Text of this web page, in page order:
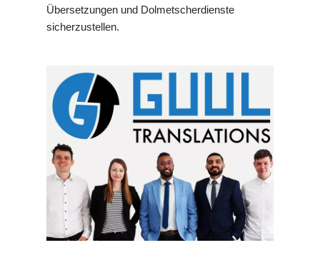
Übersetzungen und Dolmetscherdienste
sicherzustellen.